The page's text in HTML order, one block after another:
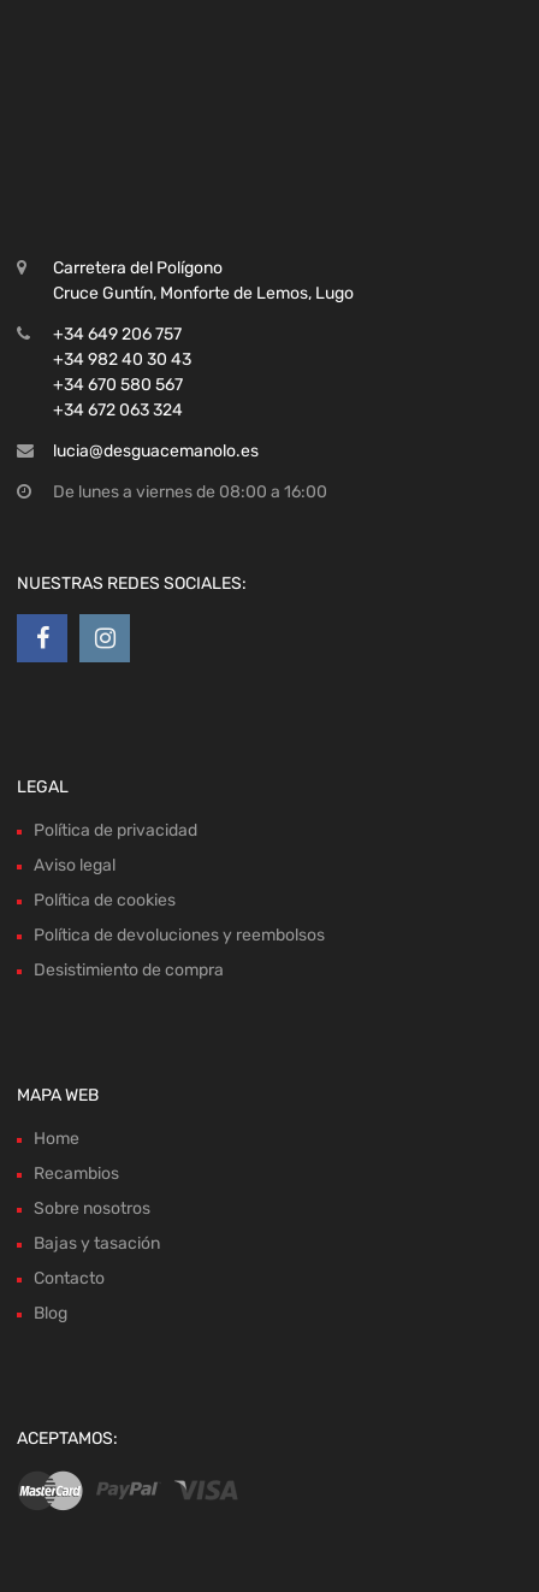
Carretera del Polígono
Cruce Guntín, Monforte de Lemos, Lugo
+34 649 206 757
+34 982 40 30 43
+34 670 580 567
+34 672 063 324
lucia@desguacemanolo.es
De lunes a viernes de 08:00 a 16:00
NUESTRAS REDES SOCIALES:
LEGAL
Política de privacidad
Aviso legal
Política de cookies
Política de devoluciones y reembolsos
Desistimiento de compra
MAPA WEB
Home
Recambios
Sobre nosotros
Bajas y tasación
Contacto
Blog
ACEPTAMOS: